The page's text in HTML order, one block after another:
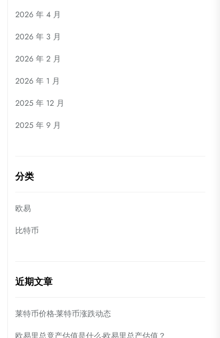
2026 年 4 月
2026 年 3 月
2026 年 2 月
2026 年 1 月
2025 年 12 月
2025 年 9 月
分类
欧易
比特币
近期文章
莱特币价格-莱特币涨跌动态
欧易里总竟产估值是什么-欧易里总产估值？